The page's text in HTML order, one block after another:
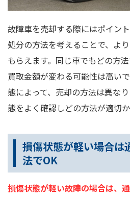
故障車を売却する際にはポイン
処分の方法を考えることで、よ
もらえます。同じ車でもどの方
買取金額が変わる可能性は高い
態によって、売却の方法は異な
態をよく確認しどの方法が適切
損傷状態が軽い場合は
法でOK
損傷状態が軽い故障の場合は、